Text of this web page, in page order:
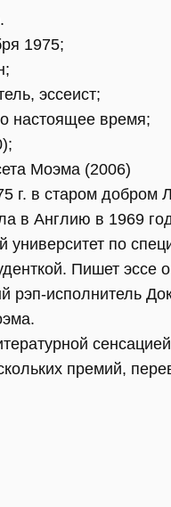
1975;
эссеист;
настоящее время;
Моэма (2006)
г. в старом
в Англию в 1969
по
Пишет эссе
рэп-исполнитель
премий,